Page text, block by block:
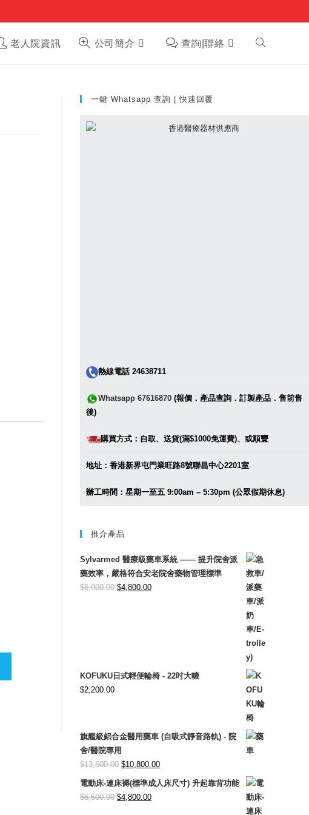
老人院資訊 公司簡介 查詢|聯絡 Toggle
一鍵 Whatsapp 查詢 | 快速回覆
熱線電話 24638711
Whatsapp 67616870 (報價．產品查詢．訂製產品．售前售
後)
購買方式：自取、送貨(滿$1000免運費)、或順豐
地址：香港新界屯門業旺路8號聯昌中心2201室
辦工時間：星期一至五 9:00am – 5:30pm (公眾假期休息)
推介產品
Sylvarmed 醫療級藥車系統 —— 提升院舍派
藥效率，嚴格符合安老院舍藥物管理標準
$6,000.00 Original
$4,800.00Current
KOFUKU日式輕便輪椅 - 22吋大轆
$2,200.00
旗艦級鋁合金醫用藥車 (自吸式靜音路軌) - 院
舍/醫院專用
$13,500.00 Original
price
was:
$10,800.00Current
price
電動床-連床褥(標準成人床尺寸) 升起靠背功能
$6,500.00 Original
$4,800.00Current